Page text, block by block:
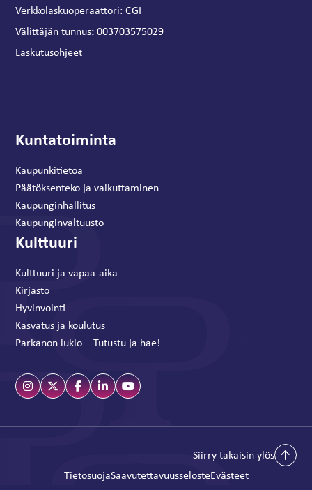
Verkkolaskuoperaattori: CGI
Välittäjän tunnus:003703575029
Laskutusohjeet
Kuntatoiminta
Kaupunkitietoa
Päätöksenteko ja vaikuttaminen
Kaupunginhallitus
Kaupunginvaltuusto
Kulttuuri
Kulttuuri ja vapaa-aika
Kirjasto
Hyvinvointi
Kasvatus ja koulutus
Parkanon lukio – Tutustu ja hae!
Siirry takaisin ylös
TietosuojaSaavutettavuusselosteEvästeet